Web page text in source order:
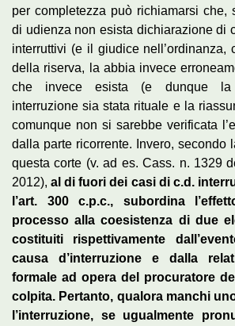
per completezza può richiamarsi che,
di udienza non esista dichiarazione di
interruttivi (e il giudice nell’ordinanza,
della riserva, la abbia invece
che invece esista (e dunque la
interruzione sia stata rituale e la
comunque non si sarebbe verificata
dalla parte ricorrente. Invero, secondo
questa corte (v. ad es. Cass. n. 1329
2012),al di fuori dei casi di c.d.
l’art. 300 c.p.c., subordina
processo alla coesistenza di due
costituiti rispettivamente
causa d’interruzione e dalla
formale ad opera del procuratore
colpita. Pertanto, qualora manchi
l’interruzione, se ugualmente